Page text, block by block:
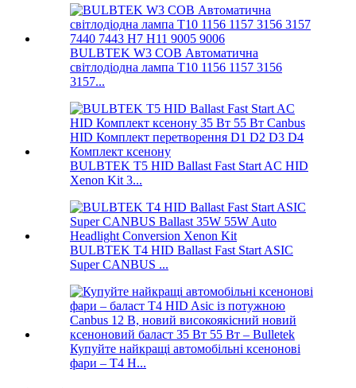
BULBTEK W3 COB Автоматична
світлодіодна лампа T10 1156 1157 3156
3157...
BULBTEK T5 HID Ballast Fast Start AC HID
Xenon Kit 3...
BULBTEK T4 HID Ballast Fast Start ASIC
Super CANBUS ...
Купуйте найкращі автомобільні ксенонові
фари – T4 H...